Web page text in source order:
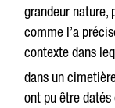
grandeur nature,
comme l’a
contexte dans
dans un
ont pu être